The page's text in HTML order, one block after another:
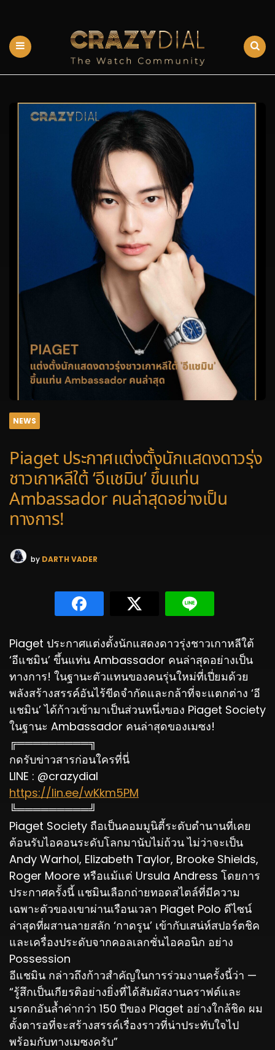
NEWS
Piaget ประกาศแต่งตั้งนักแสดงดาวรุ่ง
ชาวเกาหลีใต้ ‘อีแชมิน’ ขึ้นแท่น
Ambassador คนล่าสุดอย่างเป็น
ทางการ!
by DARTH VADER
Piaget ประกาศแต่งตั้งนักแสดงดาวรุ่งชาวเกาหลีใต้
‘อีแชมิน’ ขึ้นแท่น Ambassador คนล่าสุดอย่างเป็น
ทางการ! ในฐานะตัวแทนของคนรุ่นใหม่ที่เปี่ยมด้วย
พลังสร้างสรรค์อันไร้ขีดจำกัดและกล้าที่จะแตกต่าง ‘อี
แชมิน’ ได้ก้าวเข้ามาเป็นส่วนหนึ่งของ Piaget Society
ในฐานะ Ambassador คนล่าสุดของเมซง!
╔═════════╗
กดรับข่าวสารก่อนใครที่นี่
LINE : @crazydial
https://lin.ee/wKkm5PM
╚═════════╝
Piaget Society ถือเป็นคอมมูนิตี้ระดับตำนานที่เคย
ต้อนรับไอคอนระดับโลกมานับไม่ถ้วน ไม่ว่าจะเป็น
Andy Warhol, Elizabeth Taylor, Brooke Shields,
Roger Moore หรือแม้แต่ Ursula Andress โดยการ
ประกาศครั้งนี้ แชมินเลือกถ่ายทอดสไตล์ที่มีความ
เฉพาะตัวของเขาผ่านเรือนเวลา Piaget Polo ดีไซน์
ล่าสุดที่ผสานลายสลัก ‘กาดรูน’ เข้ากับเสน่ห์สปอร์ตชิค
และเครื่องประดับจากคอลเลกชั่นไอคอนิก อย่าง
Possession
อีแชมิน กล่าวถึงก้าวสำคัญในการร่วมงานครั้งนี้ว่า —
“รู้สึกเป็นเกียรติอย่างยิ่งที่ได้สัมผัสงานคราฟต์และ
มรดกอันล้ำค่ากว่า 150 ปีของ Piaget อย่างใกล้ชิด ผม
ตั้งตารอที่จะสร้างสรรค์เรื่องราวที่น่าประทับใจไป
พร้อมกับทางเมซงครับ”